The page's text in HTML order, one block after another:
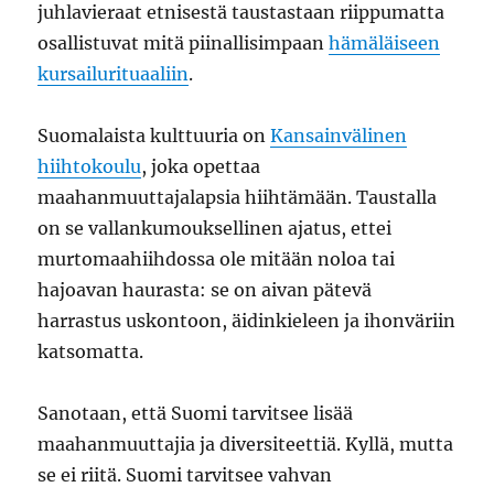
juhlavieraat etnisestä taustastaan riippumatta
osallistuvat mitä piinallisimpaanhämäläiseen
kursailurituaaliin.
Suomalaista kulttuuria onKansainvälinen
hiihtokoulu, joka opettaa
maahanmuuttajalapsia hiihtämään. Taustalla
on se vallankumouksellinen ajatus, ettei
murtomaahiihdossa ole mitään noloa tai
hajoavan haurasta: se on aivan pätevä
harrastus uskontoon, äidinkieleen ja ihonväriin
katsomatta.
Sanotaan, että Suomi tarvitsee lisää
maahanmuuttajia ja diversiteettiä. Kyllä, mutta
se ei riitä. Suomi tarvitsee vahvan